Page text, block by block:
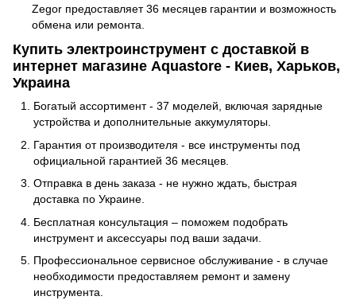
Zegor предоставляет 36 месяцев гарантии и возможность
обмена или ремонта.
Купить электроинструмент с доставкой в ​​
интернет магазине Aquastore - Киев, Харьков,
Украина
Богатый ассортимент - 37 моделей, включая зарядные
устройства и дополнительные аккумуляторы.
Гарантия от производителя - все инструменты под
официальной гарантией 36 месяцев.
Отправка в день заказа - не нужно ждать, быстрая
доставка по Украине.
Бесплатная консультация – поможем подобрать
инструмент и аксессуары под ваши задачи.
Профессиональное сервисное обслуживание - в случае
необходимости предоставляем ремонт и замену
инструмента.